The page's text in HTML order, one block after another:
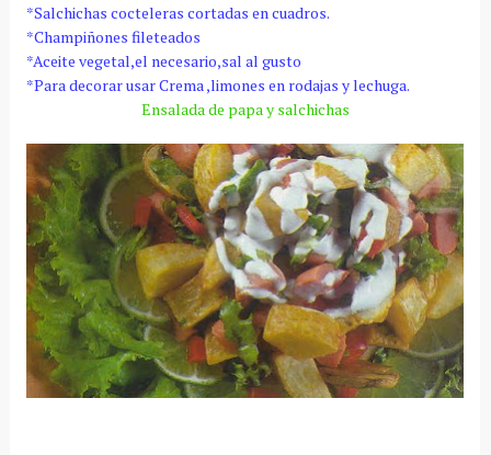
*Salchichas cocteleras cortadas en cuadros.
*Champiñones fileteados
*Aceite vegetal,el necesario,sal al gusto
*Para decorar usar Crema ,limones en rodajas y lechuga.
Ensalada de papa y salchichas